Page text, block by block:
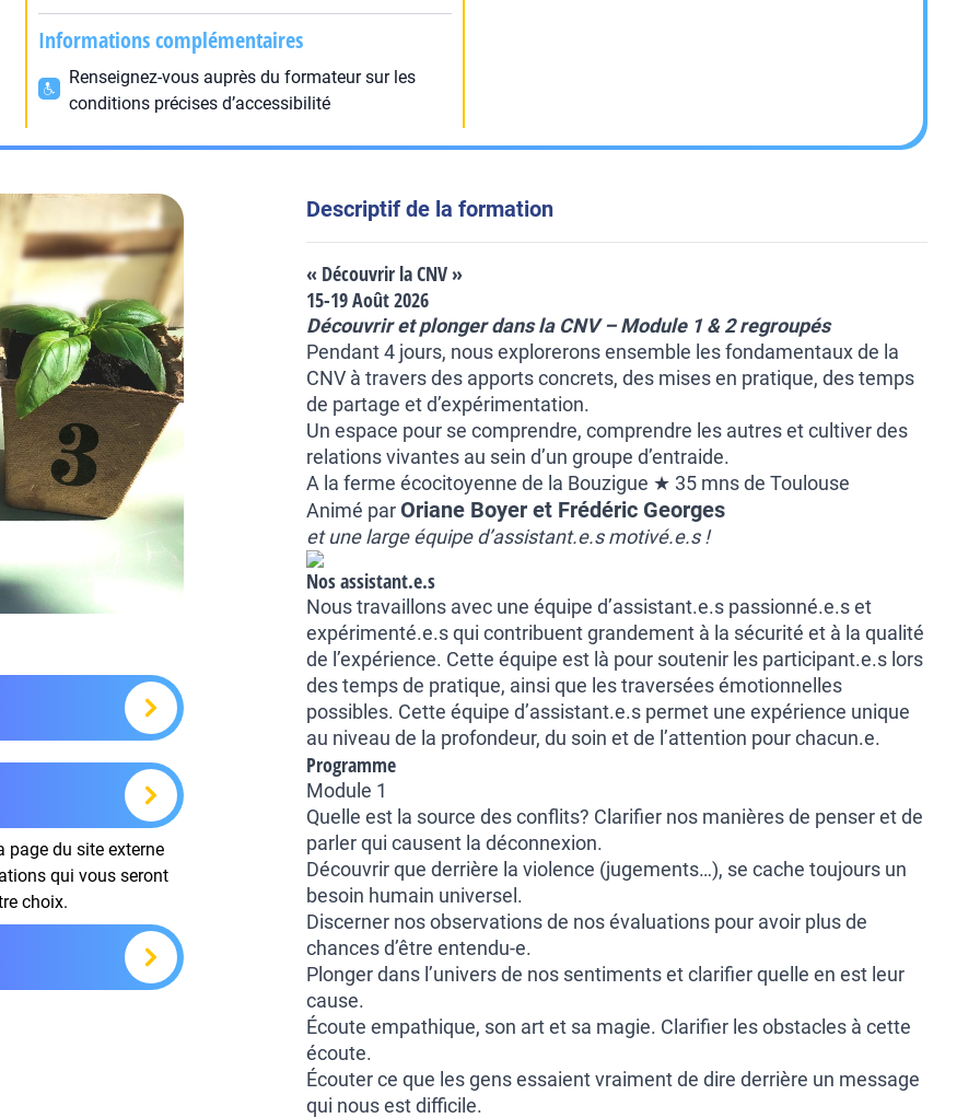
Informations complémentaires
Renseignez-vous auprès du formateur sur les
conditions précises d’accessibilité
page du site externe
qui vous seront
choix.
Descriptif de la formation
« Découvrir la CNV »
15-19 Août 2026
Découvrir et plonger dans la CNV – Module 1 & 2 regroupés
Pendant 4 jours, nous explorerons ensemble les fondamentaux de la
CNV à travers des apports concrets, des mises en pratique, des temps
de partage et d’expérimentation.
Un espace pour se comprendre, comprendre les autres et cultiver des
relations vivantes au sein d’un groupe d’entraide.
A la ferme écocitoyenne de la Bouzigue ★ 35 mns de Toulouse
Animé parOriane Boyer et Frédéric Georges
et une large équipe d’assistant.e.s motivé.e.s !
Nos assistant.e.s
Nous travaillons avec une équipe d’assistant.e.s passionné.e.s et
expérimenté.e.s qui contribuent grandement à la sécurité et à la qualité
de l’expérience. Cette équipe est là pour soutenir les participant.e.s lors
des temps de pratique, ainsi que les traversées émotionnelles
possibles. Cette équipe d’assistant.e.s permet une expérience unique
au niveau de la profondeur, du soin et de l’attention pour chacun.e.
Programme
Module 1
Quelle est la source des conflits? Clarifier nos manières de penser et de
parler qui causent la déconnexion.
Découvrir que derrière la violence (jugements…), se cache toujours un
besoin humain universel.
Discerner nos observations de nos évaluations pour avoir plus de
chances d’être entendu-e.
Plonger dans l’univers de nos sentiments et clarifier quelle en est leur
cause.
Écoute empathique, son art et sa magie. Clarifier les obstacles à cette
écoute.
Écouter ce que les gens essaient vraiment de dire derrière un message
qui nous est difficile.